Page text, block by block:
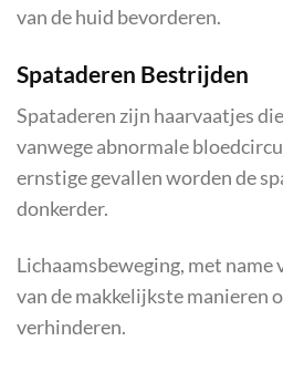
van de huid bevorderen.
Spataderen Bestrijden
Spataderen zijn haarvaatjes
vanwege abnormale
ernstige gevallen worden de
donkerder.
Lichaamsbeweging, met name
van de makkelijkste manieren
verhinderen.